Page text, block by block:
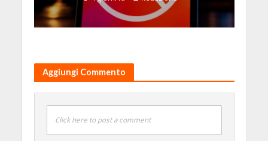
Aggiungi Commento
Click here to post a comment